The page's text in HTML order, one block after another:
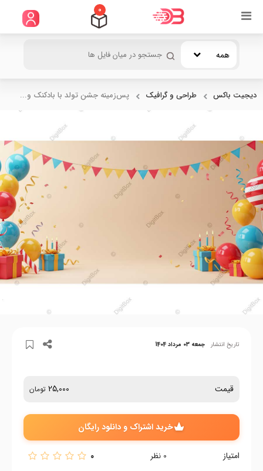
0
همه
دیجیت باکس طراحی و گرافیک پس‌زمینه جشن تولد با بادکنک و...
تاریخ انتشار جمعه 03 مرداد 1404
قیمت 25,000 تومان
خرید اشتراک و دانلود رایگان
امتیاز 0 نظر 0